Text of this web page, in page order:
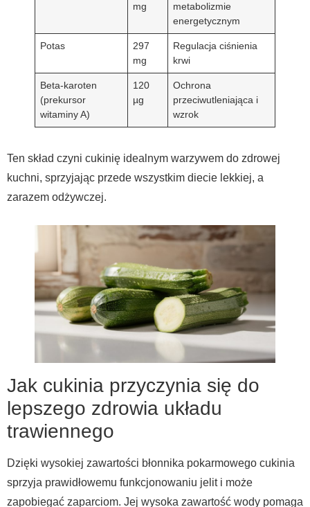
mg
metabolizmie
energetycznym
Potas
297
mg
Regulacja ciśnienia
krwi
Beta-karoten
(prekursor
witaminy A)
120
µg
Ochrona
przeciwutleniająca i
wzrok
Ten skład czyni cukinię idealnym warzywem do zdrowej
kuchni, sprzyjając przede wszystkim diecie lekkiej, a
zarazem odżywczej.
Jak cukinia przyczynia się do
lepszego zdrowia układu
trawiennego
Dzięki wysokiej zawartości błonnika pokarmowego cukinia
sprzyja prawidłowemu funkcjonowaniu jelit i może
zapobiegać zaparciom. Jej wysoka zawartość wody pomaga